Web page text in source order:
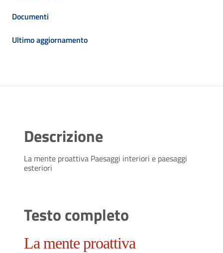
Documenti
Ultimo aggiornamento
Descrizione
La mente proattiva Paesaggi interiori e paesaggi
esteriori
Testo completo
La mente proattiva